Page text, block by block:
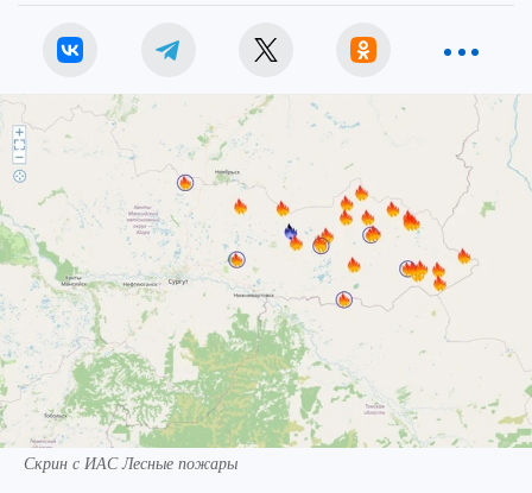
Скрин с ИАС Лесные пожары